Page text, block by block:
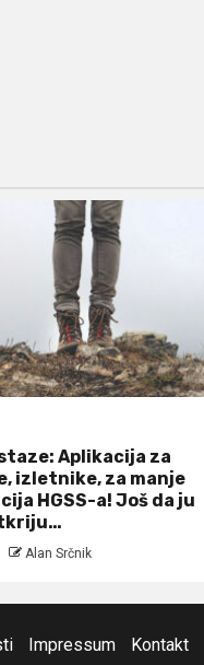
Aplikacija za
izletnike, za manje
HGSS-a! Još da ju
Alan Srčnik
Impressum Kontakt